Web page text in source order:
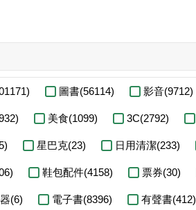
圖書(56114) 影音(9712)
美食(1099) 3C(2792)
星巴克(23) 日用清潔(233)
鞋包配件(4158) 票券(30)
(6) 電子書(8396) 有聲書(412)